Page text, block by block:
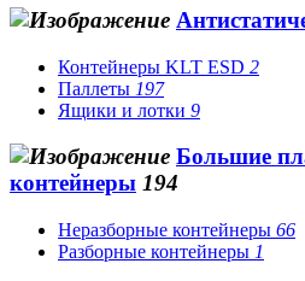
Контейнеры KLT ESD 2
Паллеты 197
Ящики и лотки 9
Большие
контейнеры 194
Неразборные контейнеры 66
Разборные контейнеры 1